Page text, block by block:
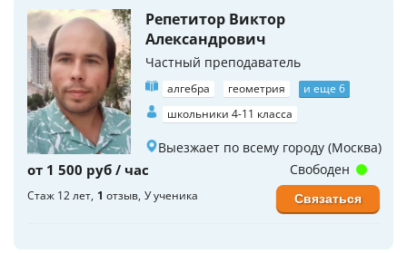
Репетитор Виктор
Александрович
Частный преподаватель
алгебра геометрия
и еще 6
школьники 4-11 класса
Выезжает по всему городу (Москва)
от 1 500 руб / час
Стаж 12 лет 1 отзыв У ученика
Свободен
Связаться